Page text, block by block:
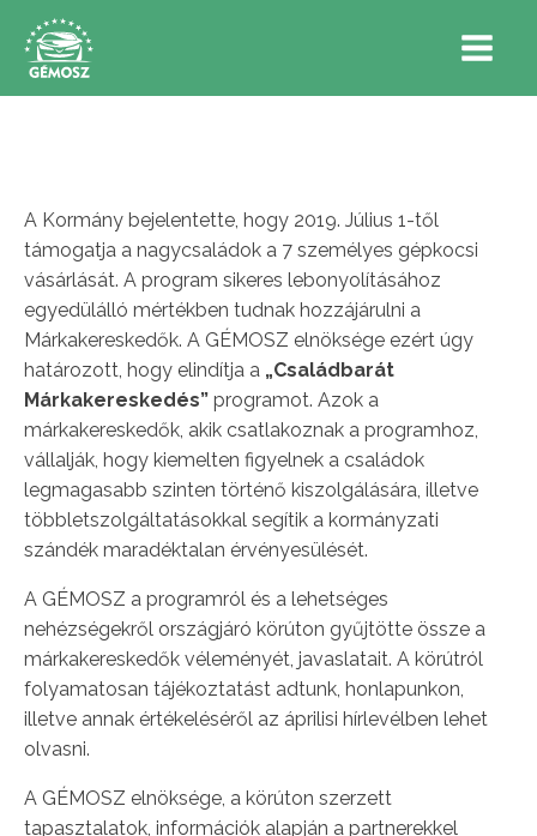
A Kormány bejelentette, hogy 2019. Július 1-től
támogatja a nagycsaládok a 7 személyes gépkocsi
vásárlását. A program sikeres lebonyolításához
egyedülálló mértékben tudnak hozzájárulni a
Márkakereskedők. A GÉMOSZ elnöksége ezért úgy
határozott, hogy elindítja a „Családbarát
Márkakereskedés” programot. Azok a
márkakereskedők, akik csatlakoznak a programhoz,
vállalják, hogy kiemelten figyelnek a családok
legmagasabb szinten történő kiszolgálására, illetve
többletszolgáltatásokkal segítik a kormányzati
szándék maradéktalan érvényesülését.
A GÉMOSZ a programról és a lehetséges
nehézségekről országjáró körúton gyűjtötte össze a
márkakereskedők véleményét, javaslatait. A körútról
folyamatosan tájékoztatást adtunk, honlapunkon,
illetve annak értékeléséről az áprilisi hírlevélben lehet
olvasni.
A GÉMOSZ elnöksége, a körúton szerzett
tapasztalatok, információk alapján a partnerekkel